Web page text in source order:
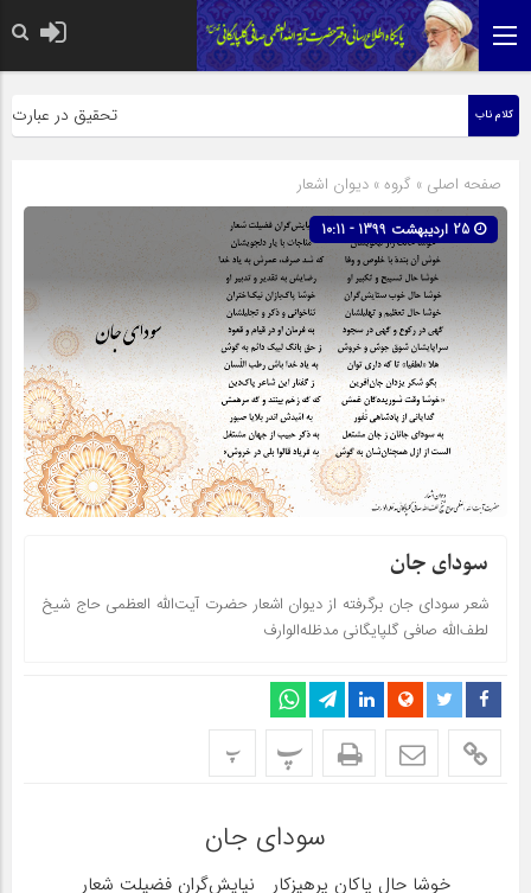
کلام ناب تحقیق در عبارت
صفحه اصلی » گروه » دیوان اشعار
سودای جان
شعر سودای جان برگرفته از دیوان اشعار حضرت آیت‌اللّه العظمی حاج شیخ
لطف‌اللّه صافی گلپایگانی مدظله‌الوارف
پ پ
سودای جان
خوشا حال پاکان پرهیزکار نیایش‌گران فضیلت‌ شعار